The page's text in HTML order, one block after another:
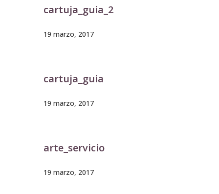
cartuja_guia_2
19 marzo, 2017
cartuja_guia
19 marzo, 2017
arte_servicio
19 marzo, 2017